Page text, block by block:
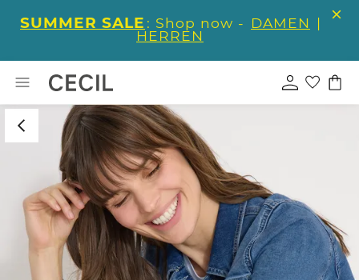
SUMMER SALE : Shop now - DAMEN |
HERREN